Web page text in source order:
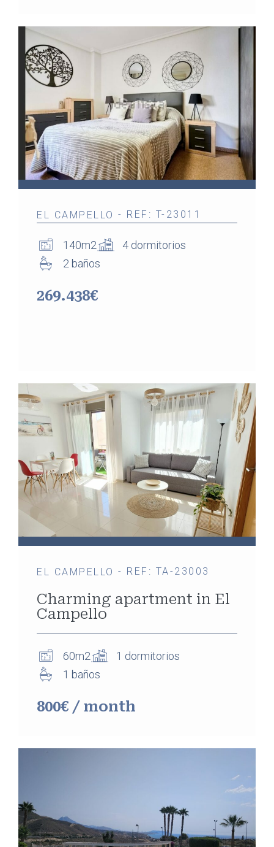
EL CAMPELLO - REF: T-23011
140m2
4 dormitorios
2 baños
269.438€
EL CAMPELLO - REF: TA-23003
Charming apartment in El
Campello
60m2
1 dormitorios
1 baños
800€ / month